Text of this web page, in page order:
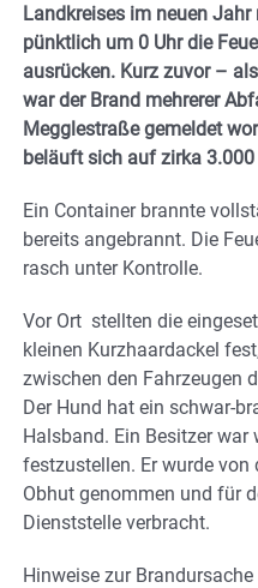
Landkreises im neuen
pünktlich um 0 Uhr die
ausrücken. Kurz zuvor –
war der Brand mehrerer
Megglestraße gemeldet
beläuft sich auf zirka 3.000
Ein Container brannte
bereits angebrannt. Die
rasch unter Kontrolle.
Vor Ort stellten die
kleinen Kurzhaardackel
zwischen den Fahrzeugen
Der Hund hat ein schwar-
Halsband. Ein Besitzer
festzustellen. Er wurde von
Obhut genommen und für
Dienststelle verbracht.
Hinweise zur